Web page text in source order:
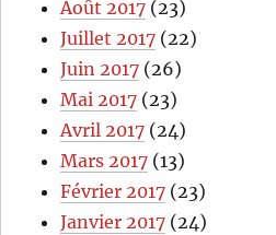
Août 2017 (23)
Juillet 2017 (22)
Juin 2017 (26)
Mai 2017 (23)
Avril 2017 (24)
Mars 2017 (13)
Février 2017 (23)
Janvier 2017 (24)